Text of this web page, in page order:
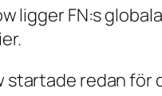
ligger FN:s
startade redan